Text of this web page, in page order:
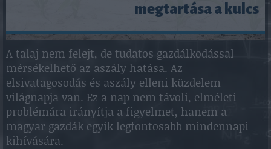
megtartása a kulcs
A talaj nem felejt, de tudatos gazdálkodással
mérsékelhető az aszály hatása. Az
elsivatagosodás és aszály elleni küzdelem
világnapja van. Ez a nap nem távoli, elméleti
problémára irányítja a figyelmet, hanem a
magyar gazdák egyik legfontosabb mindennapi
kihívására.